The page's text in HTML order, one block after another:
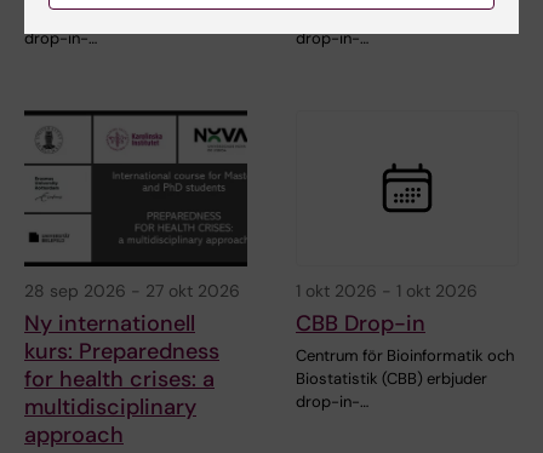
Biostatistik (CBB) erbjuder
drop-in-…
Biostatistik (CBB) erbjuder
drop-in-…
28 sep 2026 - 27 okt 2026
Ny internationell
kurs: Preparedness
for health crises: a
multidisciplinary
approach
1 okt 2026 - 1 okt 2026
CBB Drop-in
Centrum för Bioinformatik och
Biostatistik (CBB) erbjuder
drop-in-…